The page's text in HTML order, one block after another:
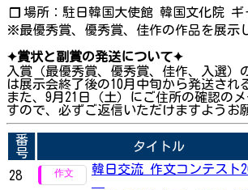
❐ 場所：駐日韓国大使館 韓国文化院 ギ
※最優秀賞、優秀賞、佳作の作品を展示
✦賞状と副賞の発送について✦
入賞（最優秀賞、優秀賞、佳作、入選）
は展示会終了後の10月中旬から発送され
また、9月21日（土）にご住所の確認の
すので、必ずご返信いただけますようお
番
号
タイトル
28 韓日交流 作文コンテスト